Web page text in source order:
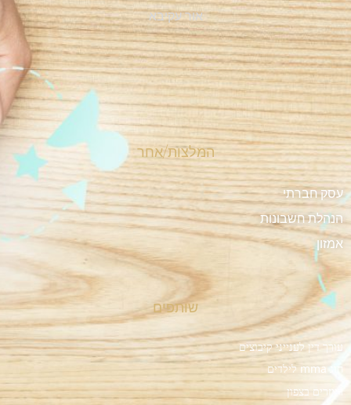
אור עקיבא
המלצות/אחר
עסק חברתי
הנהלת חשבונות
אמזון
שותפים
עורך דין לענייני קיבוצים
חוג mma לילדים
רייזרים בצפון